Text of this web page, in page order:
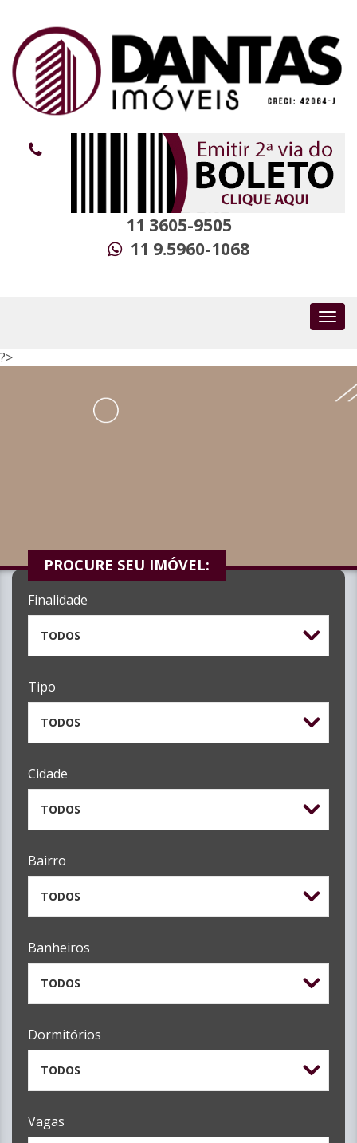
11 3605-9505
11 9.5960-1068
?>
PROCURE SEU IMÓVEL:
Finalidade
TODOS
Tipo
TODOS
Cidade
TODOS
Bairro
TODOS
Banheiros
TODOS
Dormitórios
TODOS
Vagas